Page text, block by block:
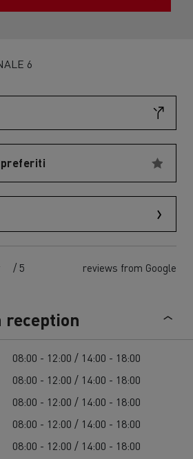
6
/ 5 reviews from Google
08:00 - 12:00 / 14:00 - 18:00
08:00 - 12:00 / 14:00 - 18:00
08:00 - 12:00 / 14:00 - 18:00
08:00 - 12:00 / 14:00 - 18:00
08:00 - 12:00 / 14:00 - 18:00